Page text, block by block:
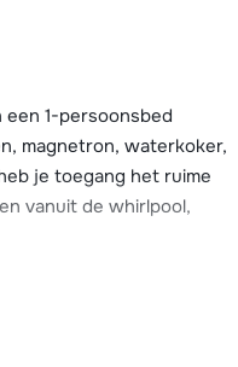
plek om te ontspannen
om je skispullen op te
in de garage.
1-persoonsbed
magnetron, waterkoker,
je toegang het ruime
vanuit de whirlpool,
badkamer met douche